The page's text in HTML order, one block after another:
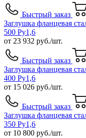
Быстрый заказ
Заглушка фланцевая
500 Ру1,6
от 23 932 руб./шт.
Быстрый заказ
Заглушка фланцевая
400 Ру1,6
от 15 026 руб./шт.
Быстрый заказ
Заглушка фланцевая
350 Ру1,6
от 10 800 руб./шт.